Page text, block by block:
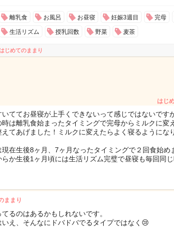
離乳食 お風呂 お昼寝 妊娠3週目 完母
生活リズム 授乳回数 野菜 麦茶
じめてのままり
はじ
いててお昼寝が上手くできないって感じではないです
時は離乳食始まったタイミングで完母からミルクに変
えてあげました！ミルクに変えたらよく寝るようにな
在生後8ヶ月、7ヶ月なったタイミングで２回食始め
らか生後1ヶ月頃には生活リズム完璧で昼寝も毎回同
ままり
るのはあるかもしれないです。
いえ、そんなにドバドバでるタイプではなく😢